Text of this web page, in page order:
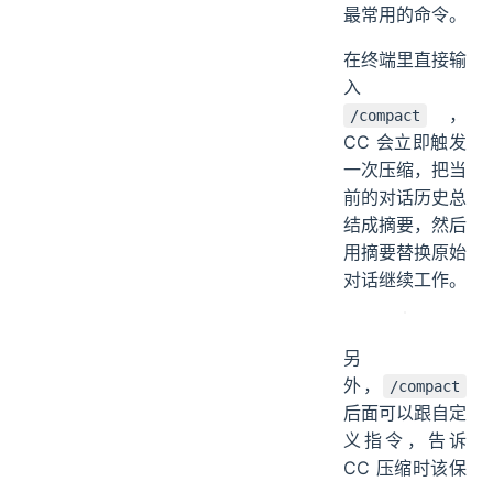
最常用的命令。
在终端里直接输
入
/compact
，
CC 会立即触发
一次压缩，把当
前的对话历史总
结成摘要，然后
用摘要替换原始
对话继续工作。
另
外，
/compact
后面可以跟自定
义指令，告诉
CC 压缩时该保